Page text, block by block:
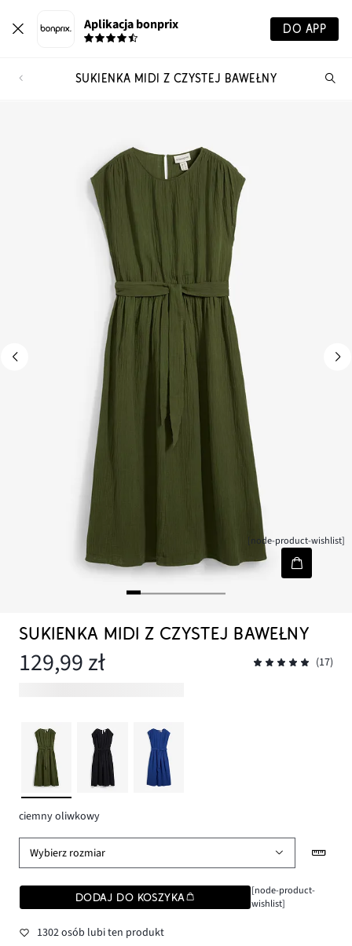
Aplikacja bonprix DO APP
SUKIENKA MIDI Z CZYSTEJ BAWEŁNY
[node-product-wishlist]
SUKIENKA MIDI Z CZYSTEJ BAWEŁNY
129,99 zł (17)
ciemny oliwkowy
Wybierz rozmiar
DODAJ DO KOSZYKA
[node-product-
wishlist]
1302 osób lubi ten produkt